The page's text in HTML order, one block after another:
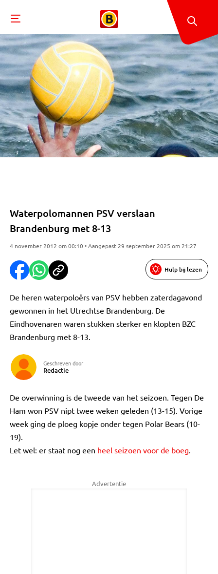
Waterpolomannen PSV verslaan
Brandenburg met 8-13
4 november 2012 om 00:10 • Aangepast 29 september 2025 om 21:27
Hulp bij lezen
De heren waterpoloërs van PSV hebben zaterdagavond
gewonnen in het Utrechtse Brandenburg. De
Eindhovenaren waren stukken sterker en klopten BZC
Brandenburg met 8-13.
Geschreven door
Redactie
De overwinning is de tweede van het seizoen. Tegen De
Ham won PSV nipt twee weken geleden (13-15). Vorige
week ging de ploeg kopje onder tegen Polar Bears (10-
19).
Let wel: er staat nog een heel seizoen voor de boeg.
Advertentie